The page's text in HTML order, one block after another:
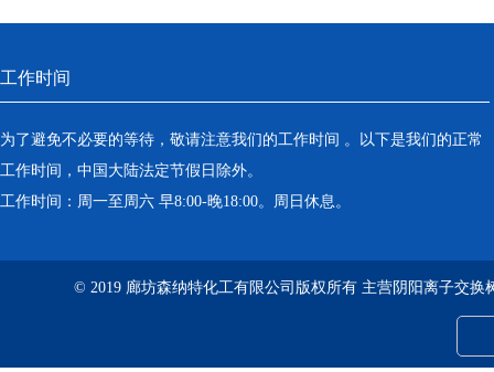
工作时间
为了避免不必要的等待，敬请注意我们的工作时间 。以下是我们的正常
工作时间，中国大陆法定节假日除外。
工作时间：周一至周六 早8:00-晚18:00。周日休息。
© 2019 廊坊森纳特化工有限公司版权所有 主营阴阳离子交换